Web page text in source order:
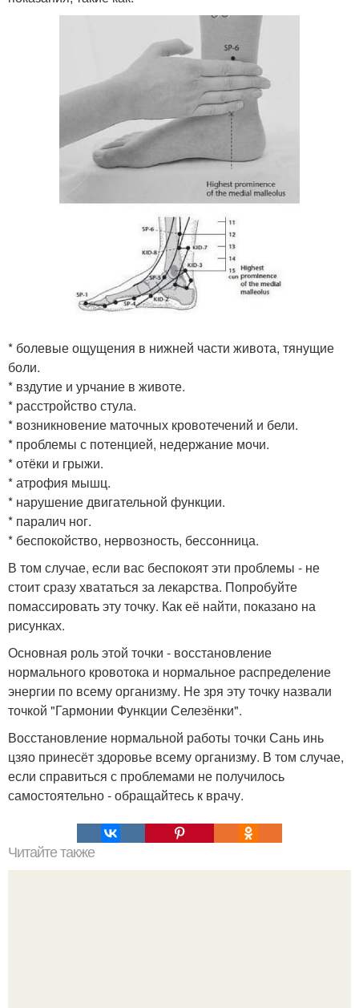
* болевые ощущения в нижней части живота, тянущие
боли.
* вздутие и урчание в животе.
* расстройство стула.
* возникновение маточных кровотечений и бели.
* проблемы с потенцией, недержание мочи.
* отёки и грыжи.
* атрофия мышц.
* нарушение двигательной функции.
* паралич ног.
* беспокойство, нервозность, бессонница.
В том случае, если вас беспокоят эти проблемы - не
стоит сразу хвататься за лекарства. Попробуйте
помассировать эту точку. Как её найти, показано на
рисунках.
Основная роль этой точки - восстановление
нормального кровотока и нормальное распределение
энергии по всему организму. Не зря эту точку назвали
точкой "Гармонии Функции Селезёнки".
Восстановление нормальной работы точки Сань инь
цзяо принесёт здоровье всему организму. В том случае,
если справиться с проблемами не получилось
самостоятельно - обращайтесь к врачу.
Читайте также